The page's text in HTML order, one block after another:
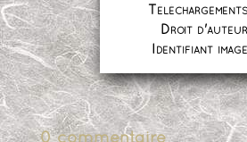
Téléchargements
Droit d'auteur
Identifiant image